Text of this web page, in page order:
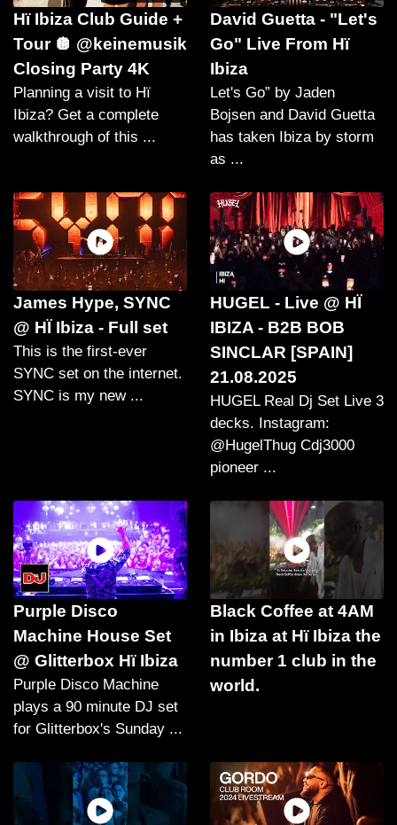
Hï Ibiza Club Guide +
Tour 🪩 @keinemusik
Closing Party 4K
Planning a visit to Hï
Ibiza? Get a complete
walkthrough of this ...
David Guetta - "Let's
Go" Live From Hï
Ibiza
Let's Go” by Jaden
Bojsen and David Guetta
has taken Ibiza by storm
as ...
James Hype, SYNC
@ HÏ Ibiza - Full set
This is the first-ever
SYNC set on the internet.
SYNC is my new ...
HUGEL - Live @ HÏ
IBIZA - B2B BOB
SINCLAR [SPAIN]
21.08.2025
HUGEL Real Dj Set Live 3
decks. Instagram:
@HugelThug Cdj3000
pioneer ...
Purple Disco
Machine House Set
@ Glitterbox Hï Ibiza
Purple Disco Machine
plays a 90 minute DJ set
for Glitterbox's Sunday ...
Black Coffee at 4AM
in Ibiza at Hï Ibiza the
number 1 club in the
world.